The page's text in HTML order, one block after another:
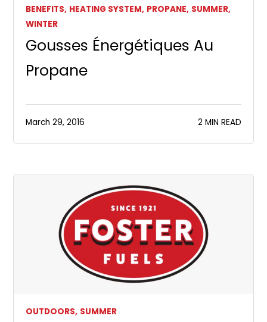
BENEFITS, HEATING SYSTEM, PROPANE, SUMMER,
WINTER
Gousses Énergétiques Au
Propane
March 29, 2016 2 MIN READ
OUTDOORS, SUMMER